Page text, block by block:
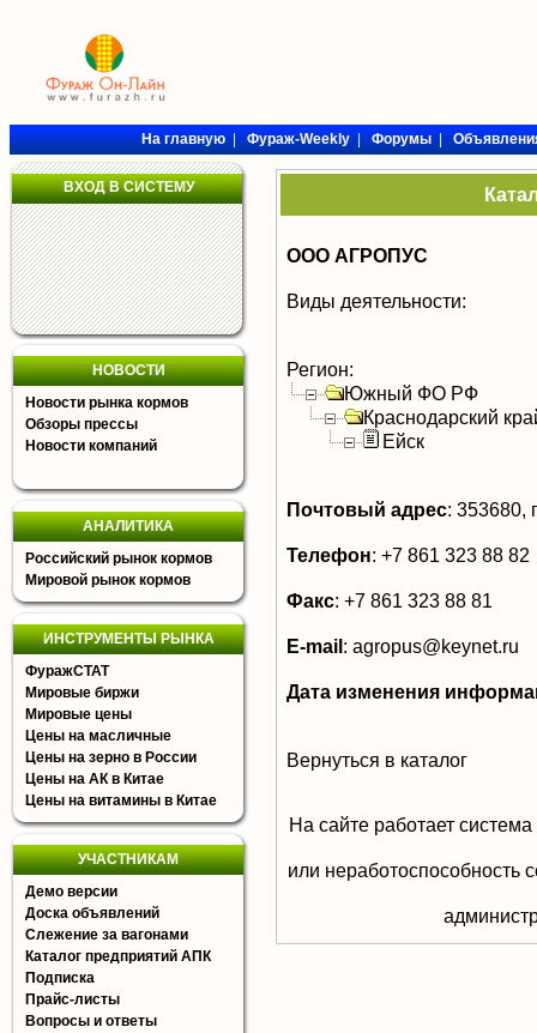
На главную|Фураж-Weekly|Форумы|
ВХОД В СИСТЕМУ
НОВОСТИ
Новости рынка кормов
Обзоры прессы
Новости компаний
АНАЛИТИКА
Российский рынок кормов
Мировой рынок кормов
ИНСТРУМЕНТЫ РЫНКА
ФуражСТАТ
Мировые биржи
Мировые цены
Цены на масличные
Цены на зерно в России
Цены на АК в Китае
Цены на витамины в Китае
УЧАСТНИКАМ
Демо версии
Доска объявлений
Слежение за вагонами
Каталог предприятий АПК
Подписка
Прайс-листы
Вопросы и ответы
OOO АГРОПУС
Виды деятельности:
Регион:
Южный ФО РФ
Краснодарский
Ейск
Почтовый адрес: 353680,
Телефон: +7 861 323 88 82
Факс: +7 861 323 88 81
E-mail: agropus@keynet.ru
Дата изменения
Вернуться в каталог
На сайте работает
или неработоспособность